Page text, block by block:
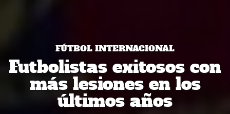
FÚTBOL INTERNACIONAL
Futbolistas exitosos con
más lesiones en los
últimos años